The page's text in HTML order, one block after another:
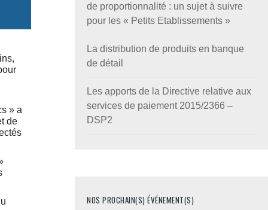
» a
de
de proportionnalité : un sujet à suivre
pour les « Petits Etablissements »
La distribution de produits en banque
de détail
Les apports de la Directive relative aux
services de paiement 2015/2366 –
DSP2
NOS PROCHAIN(S) ÉVÉNEMENT(S)